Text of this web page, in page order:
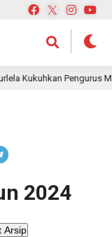
Kukuhkan Pengurus
2024
Arsip